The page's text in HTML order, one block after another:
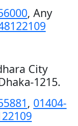
, Any
City
1215.
, 01404-